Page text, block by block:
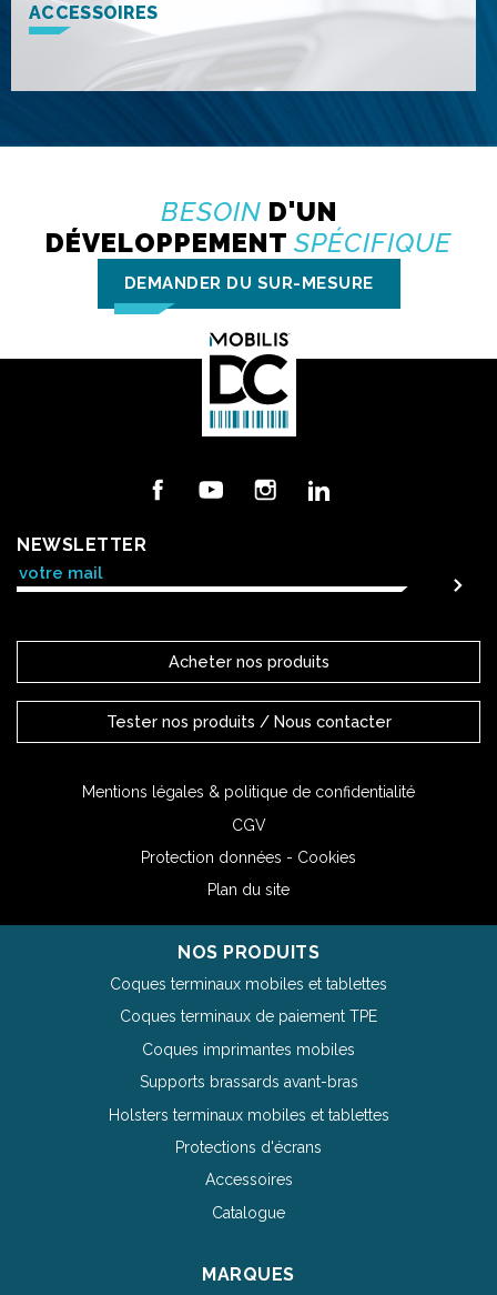
ACCESSOIRES
BESOIN D'UN
DÉVELOPPEMENT SPÉCIFIQUE
DEMANDER DU SUR-MESURE
NEWSLETTER
Acheter nos produits
Tester nos produits / Nous contacter
NOS PRODUITS
Coques terminaux mobiles et tablettes
Coques terminaux de paiement TPE
Coques imprimantes mobiles
Supports brassards avant-bras
Holsters terminaux mobiles et tablettes
Protections d'écrans
Accessoires
Catalogue
MARQUES
Mentions légales & politique de confidentialité
CGV
Protection données - Cookies
Plan du site
FacebookYouTube Instagram